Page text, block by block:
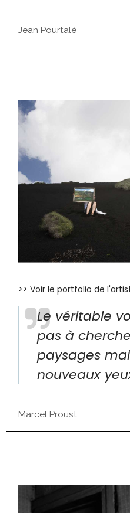
Jean Pourtalé
>> Voir le portfolio de
Le véritable
pas à
paysages
nouveaux
Marcel Proust